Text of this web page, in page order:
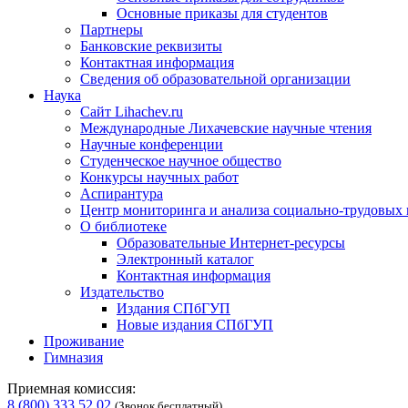
Основные приказы для студентов
Партнеры
Банковские реквизиты
Контактная информация
Сведения об образовательной организации
Наука
Сайт Lihachev.ru
Международные Лихачевские научные чтения
Научные конференции
Студенческое научное общество
Конкурсы научных работ
Аспирантура
Центр мониторинга и анализа социально-трудовых
О библиотеке
Образовательные Интернет-ресурсы
Электронный каталог
Контактная информация
Издательство
Издания СПбГУП
Новые издания СПбГУП
Проживание
Гимназия
Приемная комиссия:
8 (800) 333 52 02